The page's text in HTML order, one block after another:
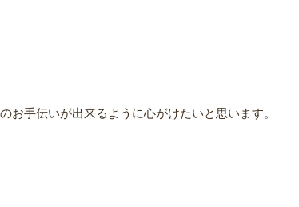
手伝いが出来るように心がけたいと思います。